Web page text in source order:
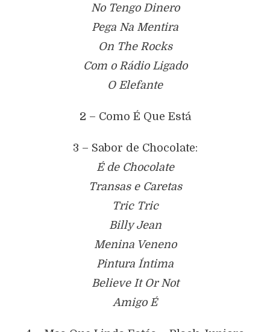
No Tengo Dinero
Pega Na Mentira
On The Rocks
Com o Rádio Ligado
O Elefante
2 – Como É Que Está
3 – Sabor de Chocolate:
É de Chocolate
Transas e Caretas
Tric Tric
Billy Jean
Menina Veneno
Pintura Íntima
Believe It Or Not
Amigo É